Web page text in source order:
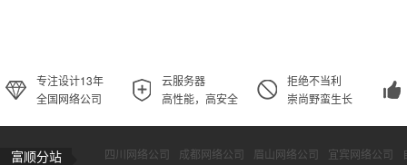
专注设计13年
全国网络公司
云服务器
高性能，高安全
拒绝不当利
崇尚野蛮生长
富顺分站 四川网络公司 成都网络公司 眉山网络公司 宜宾网络公司